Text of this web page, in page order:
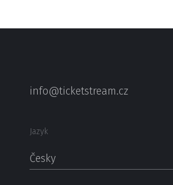
info@ticketstream.cz
Jazyk
Česky